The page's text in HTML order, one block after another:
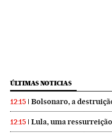
ÚLTIMAS NOTICIAS
12:15 Bolsonaro, a
12:15 Lula, uma ressurreição